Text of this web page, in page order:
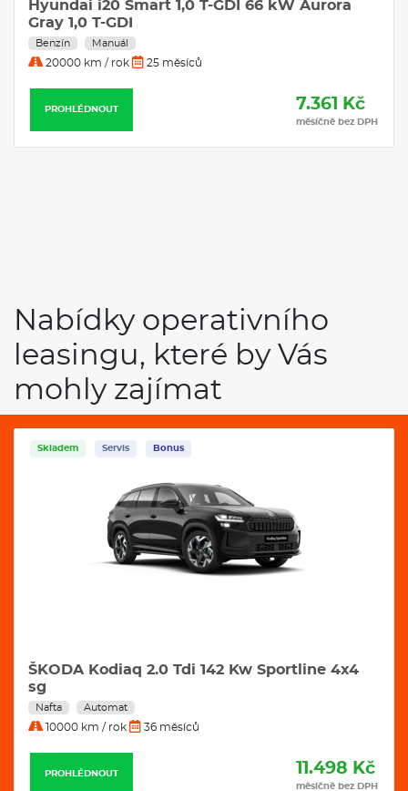
Hyundai i20 Smart 1,0 T-GDI 66 kW Aurora
Gray 1,0 T-GDI
Benzín Manuál
20000 km / rok 25 měsíců
PROHLÉDNOUT 7.361 Kč
měsíčně bez DPH
Nabídky operativního
leasingu, které by Vás
mohly zajímat
Skladem Servis Bonus
ŠKODA Kodiaq 2.0 Tdi 142 Kw Sportline 4x4
sg
Nafta Automat
10000 km / rok 36 měsíců
PROHLÉDNOUT 11.498 Kč
měsíčně bez DPH